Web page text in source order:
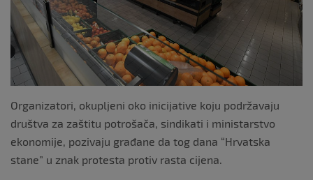
Organizatori, okupljeni oko inicijative koju podržavaju
društva za zaštitu potrošača, sindikati i ministarstvo
ekonomije, pozivaju građane da tog dana “Hrvatska
stane” u znak protesta protiv rasta cijena.